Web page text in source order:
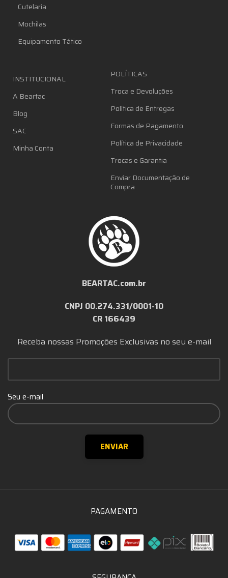
Cutelaria
Mochilas
Equipamento Tático
INSTITUCIONAL
A Beartac
Blog
SAC
Minha Conta
POLÍTICAS
Troca e Devoluções
Política de Entregas
Formas de Pagamento
Política de Privacidade
Trocas e Garantia
Enviar Documentação de
Compra
BEARTAC.com.br
CNPJ 00.274.331/0001-10
CR 166439
Receba nossas Promoções Exclusivas no seu e-mail
Seu e-mail
PAGAMENTO